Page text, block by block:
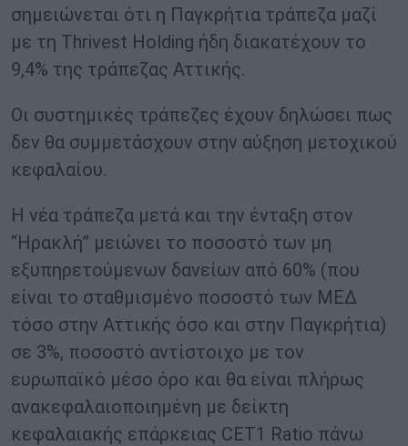
σημειώνεται ότι η Παγκρήτια τράπεζα μαζί
με τη Thrivest Holding ήδη διακατέχουν το
9,4% της τράπεζας Αττικής.
Οι συστημικές τράπεζες έχουν δηλώσει πως
δεν θα συμμετάσχουν στην αύξηση μετοχικού
κεφαλαίου.
Η νέα τράπεζα μετά και την ένταξη στον
“Ηρακλή” μειώνει το ποσοστό των μη
εξυπηρετούμενων δανείων από 60% (που
είναι το σταθμισμένο ποσοστό των ΜΕΔ
τόσο στην Αττικής όσο και στην Παγκρήτια)
σε 3%, ποσοστό αντίστοιχο με τον
ευρωπαϊκό μέσο όρο και θα είναι πλήρως
ανακεφαλαιοποιημένη με δείκτη
κεφαλαιακής επάρκειας CET1 Ratio πάνω